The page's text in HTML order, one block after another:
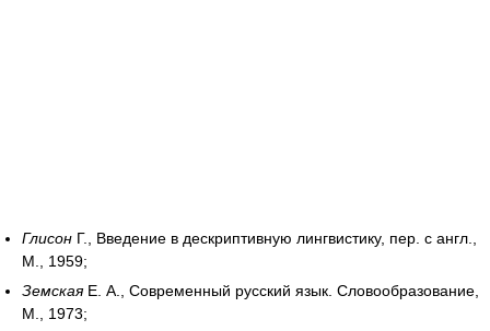
Глисон Г., Введение в дескриптивную лингвистику, пер. с англ.,
М., 1959;
Земская Е. А., Современный русский язык. Словообразование,
М., 1973;